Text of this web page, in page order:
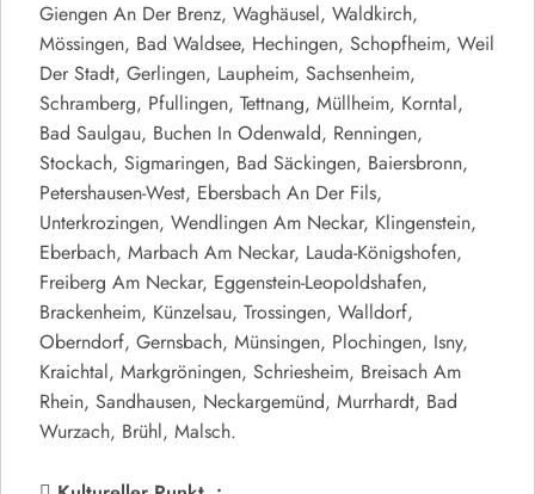
Giengen An Der Brenz, Waghäusel, Waldkirch,
Mössingen, Bad Waldsee, Hechingen, Schopfheim, Weil
Der Stadt, Gerlingen, Laupheim, Sachsenheim,
Schramberg, Pfullingen, Tettnang, Müllheim, Korntal,
Bad Saulgau, Buchen In Odenwald, Renningen,
Stockach, Sigmaringen, Bad Säckingen, Baiersbronn,
Petershausen-West, Ebersbach An Der Fils,
Unterkrozingen, Wendlingen Am Neckar, Klingenstein,
Eberbach, Marbach Am Neckar, Lauda-Königshofen,
Freiberg Am Neckar, Eggenstein-Leopoldshafen,
Brackenheim, Künzelsau, Trossingen, Walldorf,
Oberndorf, Gernsbach, Münsingen, Plochingen, Isny,
Kraichtal, Markgröningen, Schriesheim, Breisach Am
Rhein, Sandhausen, Neckargemünd, Murrhardt, Bad
Wurzach, Brühl, Malsch.